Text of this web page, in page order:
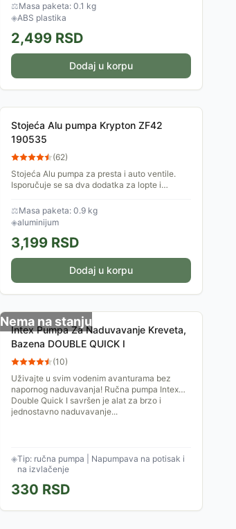
⚖Masa paketa: 0.1 kg
◈ABS plastika
2,499 RSD
Dodaj u korpu
Stojeća Alu pumpa Krypton ZF42
190535
(62)
Stojeća Alu pumpa za presta i auto ventile.
Isporučuje se sa dva dodatka za lopte i
gumi.
⚖Masa paketa: 0.9 kg
◈aluminijum
3,199 RSD
Dodaj u korpu
Nema na stanju
Intex Pumpa Za Naduvavanje Kreveta,
Bazena DOUBLE QUICK I
(10)
Uživajte u svim vodenim avanturama bez
napornog naduvavanja! Ručna pumpa Intex
Double Quick I savršen je alat za brzo i
jednostavno naduvavanje...
◈Tip: ručna pumpa | Napumpava na potisak i
na izvlačenje
330 RSD